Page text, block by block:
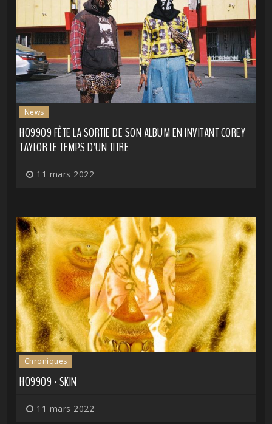
News
HO99O9 FÊTE LA SORTIE DE SON ALBUM EN INVITANT COREY
TAYLOR LE TEMPS D'UN TITRE
11 mars 2022
Chroniques
HO99O9 - SKIN
11 mars 2022